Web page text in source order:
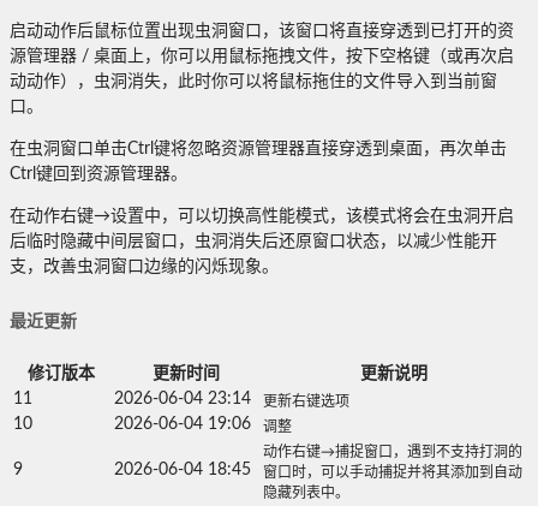
启动动作后鼠标位置出现虫洞窗口，该窗口将直接穿透到已打开的资
源管理器 / 桌面上，你可以用鼠标拖拽文件，按下空格键（或再次启
动动作），虫洞消失，此时你可以将鼠标拖住的文件导入到当前窗
口。
在虫洞窗口单击Ctrl键将忽略资源管理器直接穿透到桌面，再次单击
Ctrl键回到资源管理器。
在动作右键→设置中，可以切换高性能模式，该模式将会在虫洞开启
后临时隐藏中间层窗口，虫洞消失后还原窗口状态，以减少性能开
支，改善虫洞窗口边缘的闪烁现象。
最近更新
修订版本 更新时间
更新说明
11
2026-06-04 23:14 更新右键选项
10 2026-06-04 19:06 调整
9 2026-06-04 18:45
动作右键→捕捉窗口，遇到不支持打洞的
窗口时，可以手动捕捉并将其添加到自动
隐藏列表中。